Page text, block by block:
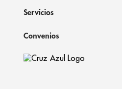
Servicios
Convenios